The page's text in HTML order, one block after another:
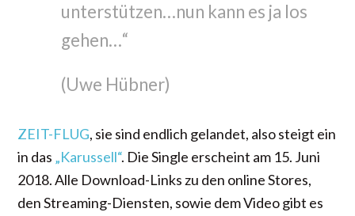
unterstützen…nun kann es ja los
gehen…“
(Uwe Hübner)
ZEIT-FLUG, sie sind endlich gelandet, also steigt ein
in das „Karussell“. Die Single erscheint am 15. Juni
2018. Alle Download-Links zu den online Stores,
den Streaming-Diensten, sowie dem Video gibt es